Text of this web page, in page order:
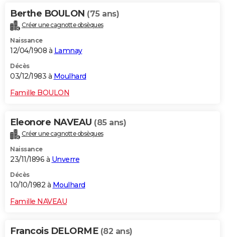
Berthe BOULON (75 ans)
Créer une cagnotte obsèques
Naissance
12/04/1908 à Lamnay
Décès
03/12/1983 à Moulhard
Famille BOULON
Eleonore NAVEAU (85 ans)
Créer une cagnotte obsèques
Naissance
23/11/1896 à Unverre
Décès
10/10/1982 à Moulhard
Famille NAVEAU
Francois DELORME (82 ans)